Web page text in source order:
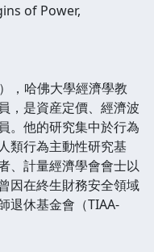
of Power,
，哈佛大學經濟學教
，是資産定價、經濟波
。他的研究集中於行為
類行為主動性研究基
、計量經濟學會會士以
因在終生財務安全領域
退休基金會（TIAA-